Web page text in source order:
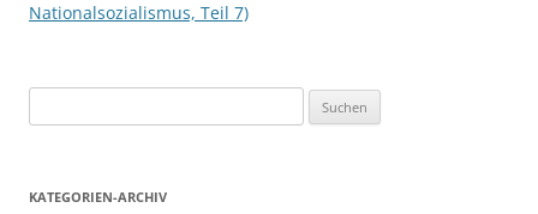
Nationalsozialismus, Teil 7)
u
h
KATEGORIEN-ARCHIV